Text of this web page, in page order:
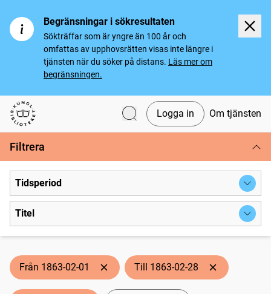
Begränsningar i sökresultaten
Sökträffar som är yngre än 100 år och
omfattas av upphovsrätten visas inte längre i
tjänsten när du söker på distans. Läs mer om
begränsningen.
Svenska tidningar
Logga in Om tjänsten
Filtrera
Tidsperiod
Titel
Från 1863-02-01 Till 1863-02-28